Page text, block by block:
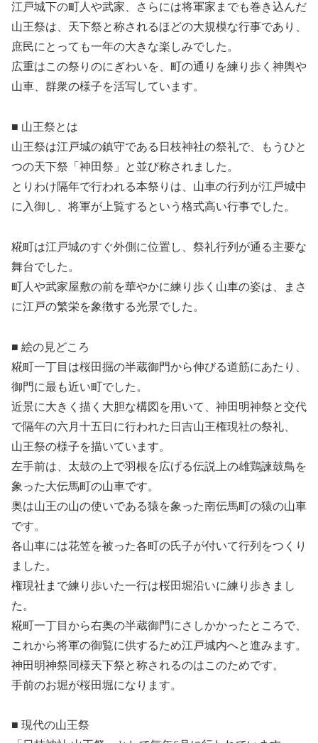
江戸城下の町人や武家、さらには将軍家までも巻き込んだ
山王祭は、天下祭と称されるほどの大規模な行事であり、
庶民にとっても一年の大きな楽しみでした。
広重はこの祭りのにぎわいを、町の通りを練り歩く神輿や
山車、群衆の様子を活写しています。
■ 山王祭とは
山王祭は江戸城の鎮守である日枝神社の祭礼で、もうひと
つの天下祭「神田祭」と並び称されました。
とりわけ隔年で行われる本祭りは、山車の行列が江戸城中
に入御し、将軍が上覧するという格式高い行事でした。
糀町は江戸城のすぐ外側に位置し、祭礼行列が通る主要な
舞台でした。
町人や武家屋敷の前を華やかに練り歩く山車の姿は、まさ
に江戸の繁栄を象徴する光景でした。
■ 絵の見どころ
糀町一丁目は桜田掘の半蔵御門から伸びる道筋にあたり、
御門に最も近い町でした。
近景に大きく描く大胆な構図を用いて、神田明神祭と交代
で隔年の六月十五日に行われた日吉山王権現社の祭礼、
山王祭の様子を描いています。
左手前は、太鼓の上で羽根を広げる伝説上の雄鶏諫鼓鳥を
象った大伝馬町の山車です。
奥は山王の山の使いである猿を象った南伝馬町の猿の山車
です。
各山車には花笠を被った各町の氏子が付いて行列をつくり
ました。
権現社まで練り歩いた一行は桜田堀沿いに練り歩きまし
た。
糀町一丁目から右奥の半蔵御門にさしかかったところで、
これから将軍の御覧に供するため江戸城内へと進みます。
神田明神祭同様天下祭と称されるのはこのためです。
手前のお堀が桜田堀になります。
■ 現代の山王祭